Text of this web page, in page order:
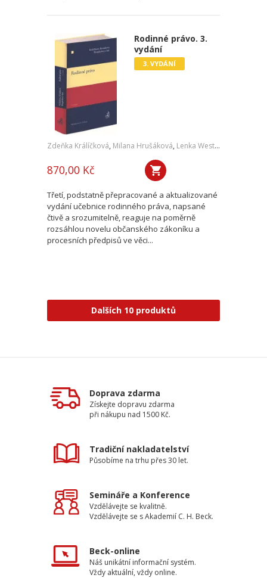
Rodinné právo. 3.
vydání
3. VYDÁNÍ
Zdeňka Králíčková, Milana Hrušáková, Lenka Westphalová
870,00 Kč
Třetí, podstatně přepracované a aktualizované
vydání učebnice rodinného práva, napsané
čtivě a srozumitelně, reaguje na poměrně
rozsáhlou novelu občanského zákoníku a
procesních předpisů ve věci...
Dalších 10 produktů
Doprava zdarma
Získejte dopravu zdarma
při nákupu nad 1500 Kč.
Tradiční nakladatelství
Působíme na trhu přes 30 let.
Semináře a Konference
Vzdělávejte se kvalitně.
Vzdělávejte se s Akademií C. H. Beck.
Beck-online
Náš unikátní informační systém.
Vždy aktuální, vždy online.